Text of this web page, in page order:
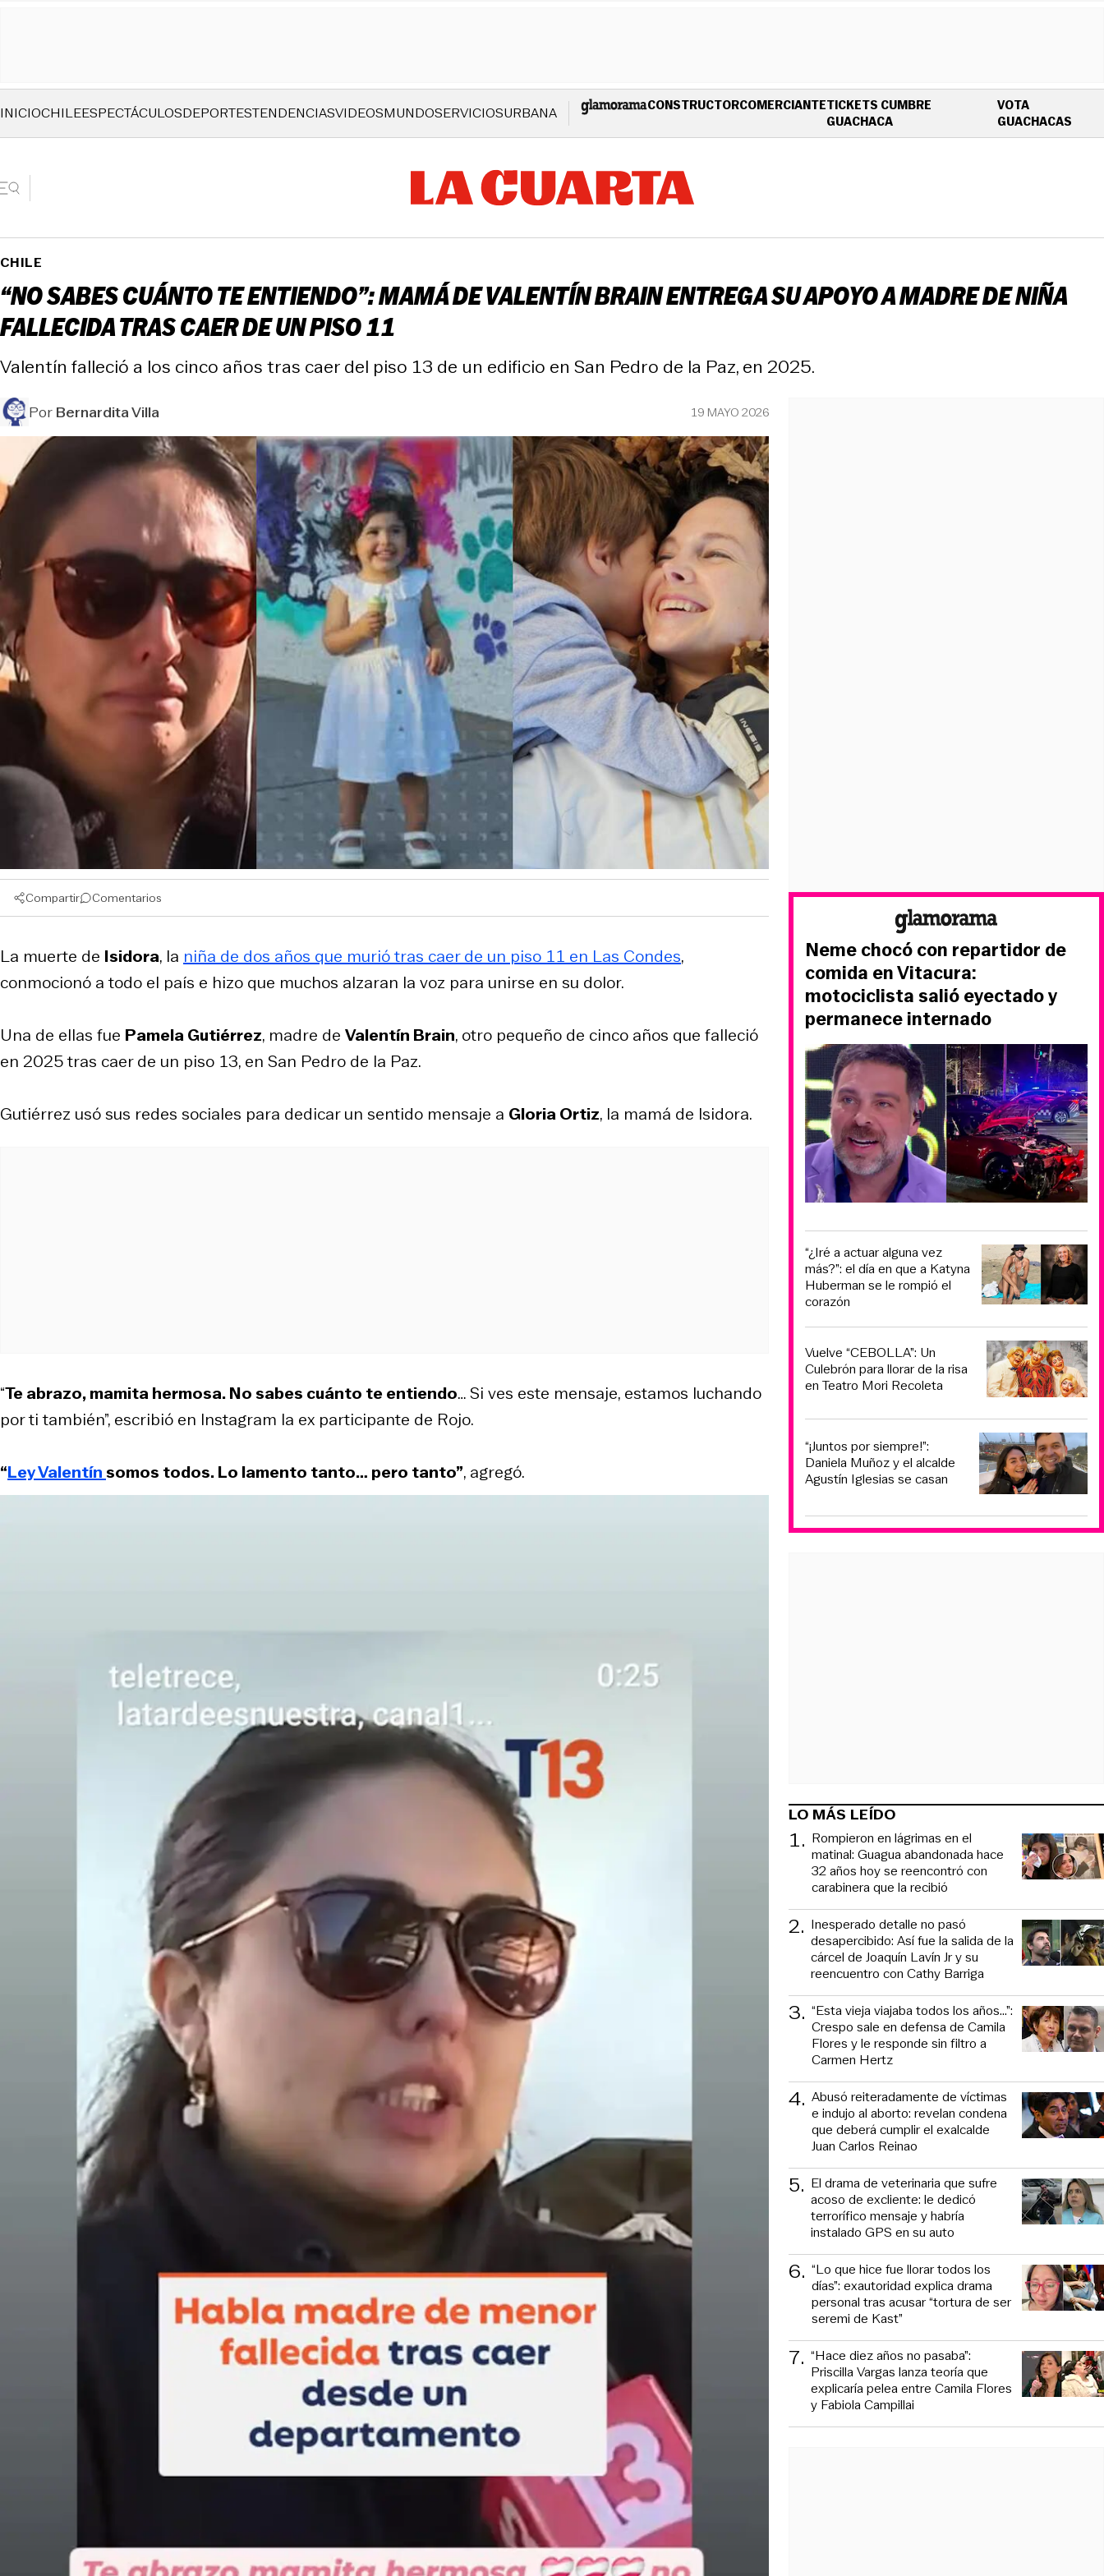
INICIOCHILEESPECTÁCULOSDEPORTESTENDENCIASVIDEOSMUNDOSERVICIOSURBANA CONSTRUCTORCOMERCIANTETICKETS CUMBRE
GUACHACAOPENS IN NEW WINDOW
VOTA
GUACHACAS
CHILE
“NO SABES CUÁNTO TE ENTIENDO”: MAMÁ DE VALENTÍN BRAIN ENTREGA SU APOYO A MADRE DE NIÑA
FALLECIDA TRAS CAER DE UN PISO 11
Valentín falleció a los cinco años tras caer del piso 13 de un edificio en San Pedro de la Paz, en 2025.
PorBernardita Villa 19 MAYO 2026
Compartir Comentarios
La muerte de Isidora, la niña de dos años que murió tras caer de un piso 11 en Las Condes,
conmocionó a todo el país e hizo que muchos alzaran la voz para unirse en su dolor.
Una de ellas fue Pamela Gutiérrez, madre de Valentín Brain, otro pequeño de cinco años que falleció
en 2025 tras caer de un piso 13, en San Pedro de la Paz.
Gutiérrez usó sus redes sociales para dedicar un sentido mensaje a Gloria Ortiz, la mamá de Isidora.
“Te abrazo, mamita hermosa. No sabes cuánto te entiendo… Si ves este mensaje, estamos luchando
por ti también”, escribió en Instagram la ex participante de Rojo.
“Ley Valentínsomos todos. Lo lamento tanto… pero tanto”, agregó.
Neme chocó con repartidor de
comida en Vitacura:
motociclista salió eyectado y
permanece internado
“¿Iré a actuar alguna vez
más?”: el día en que a Katyna
Huberman se le rompió el
corazón
Vuelve “CEBOLLA”: Un
Culebrón para llorar de la risa
en Teatro Mori Recoleta
“¡Juntos por siempre!”:
Daniela Muñoz y el alcalde
Agustín Iglesias se casan
LO MÁS LEÍDO
1. Rompieron en lágrimas en el
matinal: Guagua abandonada hace
32 años hoy se reencontró con
carabinera que la recibió
2. Inesperado detalle no pasó
desapercibido: Así fue la salida de la
cárcel de Joaquín Lavín Jr y su
reencuentro con Cathy Barriga
3. “Esta vieja viajaba todos los años...”:
Crespo sale en defensa de Camila
Flores y le responde sin filtro a
Carmen Hertz
4. Abusó reiteradamente de víctimas
e indujo al aborto: revelan condena
que deberá cumplir el exalcalde
Juan Carlos Reinao
5. El drama de veterinaria que sufre
acoso de excliente: le dedicó
terrorífico mensaje y habría
instalado GPS en su auto
6. “Lo que hice fue llorar todos los
días”: exautoridad explica drama
personal tras acusar “tortura de ser
seremi de Kast”
7. “Hace diez años no pasaba”:
Priscilla Vargas lanza teoría que
explicaría pelea entre Camila Flores
y Fabiola Campillai